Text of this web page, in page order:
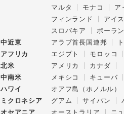
マルタ
モナコ ア
フィンランド
アイ
スロバキア
ポーラ
中近東
アラブ首長国連邦
アフリカ
エジプト モロッコ
北米
アメリカ
カナダ
中南米
メキシコ キューバ
ハワイ
オアフ島（ホノルル）
ミクロネシア
グアム サイパン
オセアニア
オーストラリア ニ